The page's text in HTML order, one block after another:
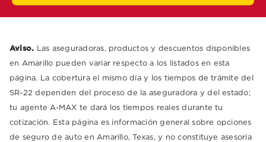
Aviso. Las aseguradoras, productos y descuentos disponibles
en Amarillo pueden variar respecto a los listados en esta
página. La cobertura el mismo día y los tiempos de trámite del
SR-22 dependen del proceso de la aseguradora y del estado;
tu agente A-MAX te dará los tiempos reales durante tu
cotización. Esta página es información general sobre opciones
de seguro de auto en Amarillo, Texas, y no constituye asesoría